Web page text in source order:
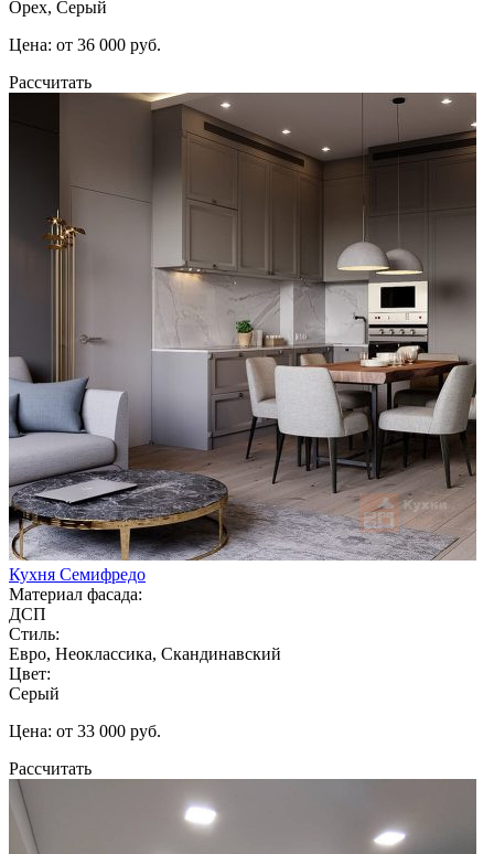
Орех, Серый
Цена: от 36 000 руб.
Рассчитать
Кухня Семифредо
Материал фасада:
ДСП
Стиль:
Евро, Неоклассика, Скандинавский
Цвет:
Серый
Цена: от 33 000 руб.
Рассчитать